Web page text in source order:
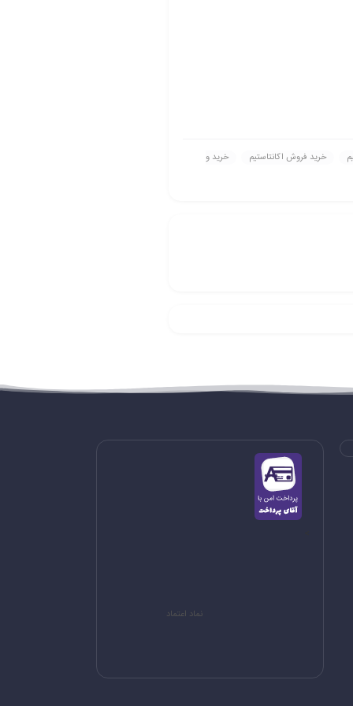
خريد فروش اکانتاستیم خريد و
نماد اعتماد